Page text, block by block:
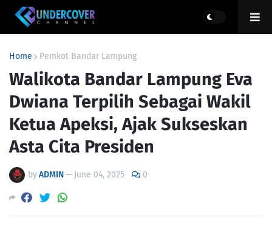
Home Pemkot Bandar Lampung
Walikota Bandar Lampung Eva
Dwiana Terpilih Sebagai Wakil
Ketua Apeksi, Ajak Sukseskan
Asta Cita Presiden
byADMIN— June 04, 2025 0